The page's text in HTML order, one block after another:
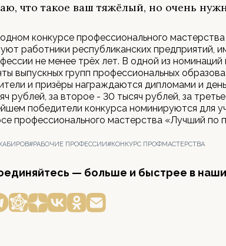
что такое ваш тяжёлый, но очень
конкурсе профессионального
работники республиканских предприятий,
не менее трёх лет. В одной из номинаций
выпускных групп профессиональных
и призёры награждаются дипломами и
рублей, за второе - 30 тысяч рублей, за
победители конкурса номинируются для
профессионального мастерства «Лучший по
#РАБОЧИЕ ПРОФЕССИИ#КОНКУРС ПРОФМАСТЕРСТВА
— больше и быстрее в